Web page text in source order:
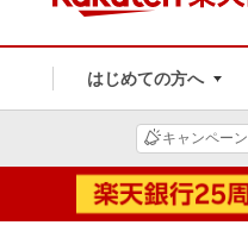
はじめての方へ
キャンペーン